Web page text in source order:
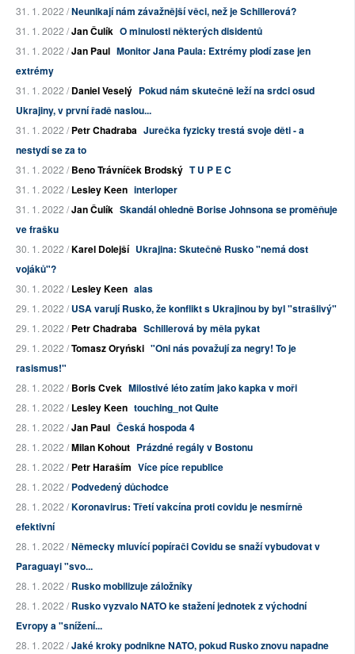
31. 1. 2022 /Neunikají nám závažnější věci, než je Schillerová?
31. 1. 2022 /Jan Čulík O minulosti některých disidentů
31. 1. 2022 /Jan Paul Monitor Jana Paula: Extrémy plodí zase jen
extrémy
31. 1. 2022 /Daniel Veselý Pokud nám skutečně leží na srdci osud
Ukrajiny, v první řadě naslou...
31. 1. 2022 /Petr Chadraba Jurečka fyzicky trestá svoje děti - a
nestydí se za to
31. 1. 2022 /Beno Trávníček Brodský T U P E C
31. 1. 2022 /Lesley Keen interloper
31. 1. 2022 /Jan Čulík Skandál ohledně Borise Johnsona se proměňuje
ve frašku
30. 1. 2022 /Karel Dolejší Ukrajina: Skutečně Rusko "nemá dost
vojáků"?
30. 1. 2022 /Lesley Keen alas
29. 1. 2022 /USA varují Rusko, že konflikt s Ukrajinou by byl "strašlivý"
29. 1. 2022 /Petr Chadraba Schillerová by měla pykat
29. 1. 2022 /Tomasz Oryński "Oni nás považují za negry! To je
rasismus!"
28. 1. 2022 /Boris Cvek Milostivé léto zatím jako kapka v moři
28. 1. 2022 /Lesley Keen touching_not Quite
28. 1. 2022 /Jan Paul Česká hospoda 4
28. 1. 2022 /Milan Kohout Prázdné regály v Bostonu
28. 1. 2022 /Petr Haraším Více píce republice
28. 1. 2022 /Podvedený důchodce
28. 1. 2022 /Koronavirus: Třetí vakcína proti covidu je nesmírně
efektivní
28. 1. 2022 /Německy mluvící popírači Covidu se snaží vybudovat v
Paraguayi "svo...
28. 1. 2022 /Rusko mobilizuje záložníky
28. 1. 2022 /Rusko vyzvalo NATO ke stažení jednotek z východní
Evropy a "snížení...
28. 1. 2022 /Jaké kroky podnikne NATO, pokud Rusko znovu napadne